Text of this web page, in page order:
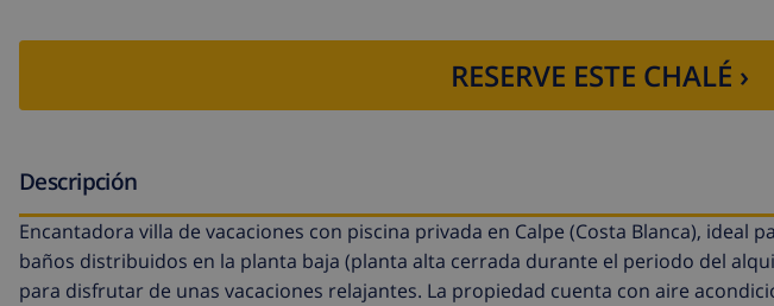
RESERVE ESTE CHALÉ ›
Descripción
Encantadora villa de vacaciones con piscina privada en Calpe (Costa Blanca), ideal
baños distribuidos en la planta baja (planta alta cerrada durante el periodo del
para disfrutar de unas vacaciones relajantes. La propiedad cuenta con aire